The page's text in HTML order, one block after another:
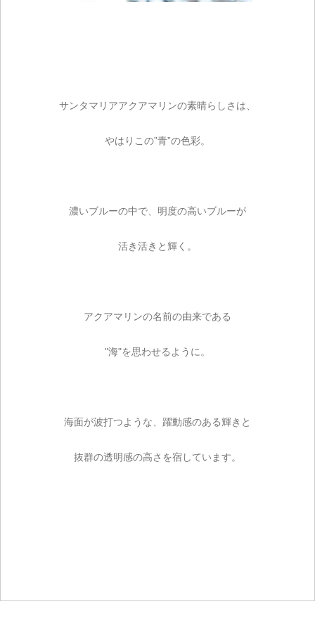
サンタマリアアクアマリンの素晴らしさは、
やはりこの”青”の色彩。
濃いブルーの中で、明度の高いブルーが
活き活きと輝く。
アクアマリンの名前の由来である
"海"を思わせるように。
海面が波打つような、躍動感のある輝きと
抜群の透明感の高さを宿しています。